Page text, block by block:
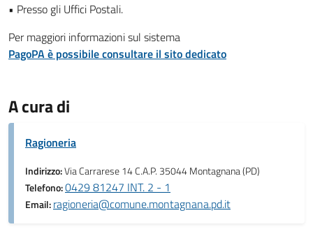
• Presso gli Uffici Postali.
Per maggiori informazioni sul sistema
PagoPA è possibile consultare il sito dedicato
A cura di
Ragioneria
Indirizzo:Via Carrarese 14 C.A.P. 35044 Montagnana (PD)
Telefono:0429 81247 INT. 2 - 1
Email:ragioneria@comune.montagnana.pd.it